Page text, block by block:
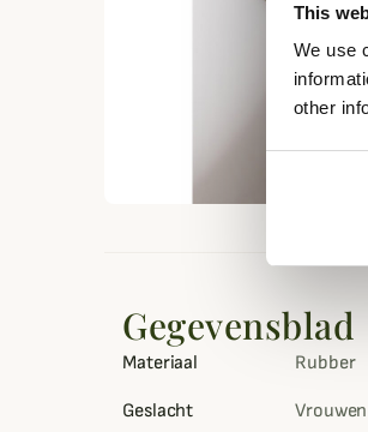
This
We use
other
Gegevensblad
Materiaal Rubber
Geslacht Vrouwen